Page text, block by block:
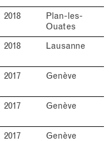
2018
Plan-les-
Ouates
2018 Lausanne
2017 Genève
2017 Genève
2017 Genève